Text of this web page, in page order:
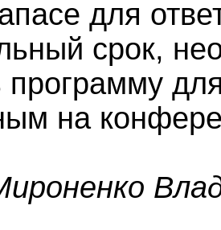
для
срок,
программу
на